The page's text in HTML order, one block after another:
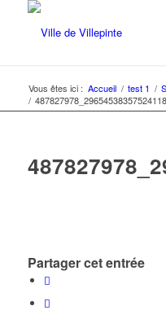
Vous êtes ici : Accueil / test 1 /
/
Partager cet entrée